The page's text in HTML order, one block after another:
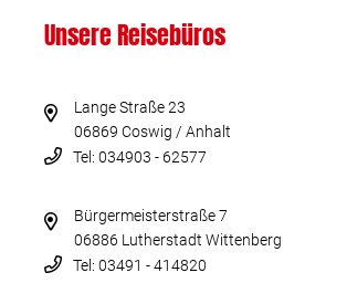
Unsere Reisebüros
Lange Straße 23
06869 Coswig / Anhalt
Tel: 034903 - 62577
Bürgermeisterstraße 7
06886 Lutherstadt Wittenberg
Tel: 03491 - 414820